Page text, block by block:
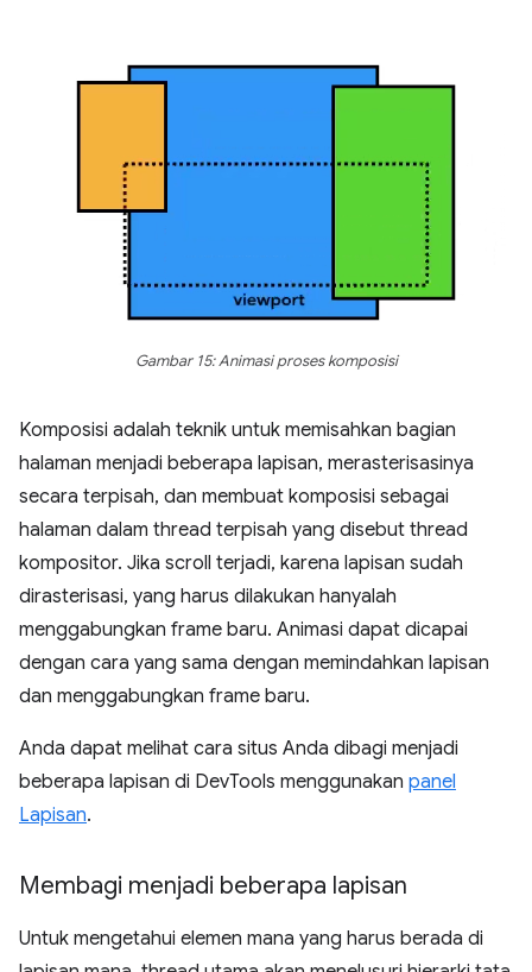
Gambar 15: Animasi proses komposisi
Komposisi adalah teknik untuk memisahkan bagian
halaman menjadi beberapa lapisan, merasterisasinya
secara terpisah, dan membuat komposisi sebagai
halaman dalam thread terpisah yang disebut thread
kompositor. Jika scroll terjadi, karena lapisan sudah
dirasterisasi, yang harus dilakukan hanyalah
menggabungkan frame baru. Animasi dapat dicapai
dengan cara yang sama dengan memindahkan lapisan
dan menggabungkan frame baru.
Anda dapat melihat cara situs Anda dibagi menjadi
beberapa lapisan di DevTools menggunakan panel
Lapisan.
Membagi menjadi beberapa lapisan
Untuk mengetahui elemen mana yang harus berada di